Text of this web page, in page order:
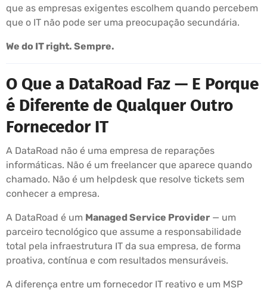
que as empresas exigentes escolhem quando percebem
que o IT não pode ser uma preocupação secundária.
We do IT right. Sempre.
O Que a DataRoad Faz — E Porque
é Diferente de Qualquer Outro
Fornecedor IT
A DataRoad não é uma empresa de reparações
informáticas. Não é um freelancer que aparece quando
chamado. Não é um helpdesk que resolve tickets sem
conhecer a empresa.
A DataRoad é um Managed Service Provider — um
parceiro tecnológico que assume a responsabilidade
total pela infraestrutura IT da sua empresa, de forma
proativa, contínua e com resultados mensuráveis.
A diferença entre um fornecedor IT reativo e um MSP